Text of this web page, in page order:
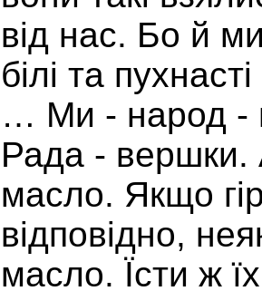
від нас. Бо й
білі та
… Ми - народ -
Рада - вершки.
масло. Якщо
відповідно,
масло. Їсти ж